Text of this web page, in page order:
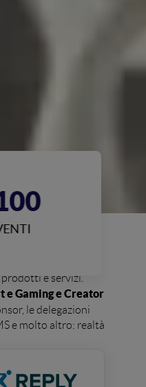
e servizi.
Gaming e Creator
le delegazioni
e molto altro: realtà